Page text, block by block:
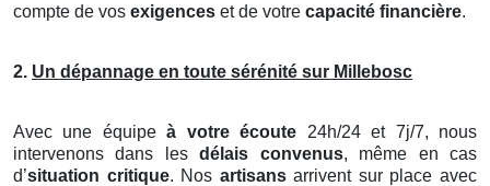
compte de vos exigences et de votre capacité financière.
2. Un dépannage en toute sérénité sur Millebosc
Avec une équipeà votre écoute 24h/24 et 7j/7, nous
intervenons dans lesdélais convenus, même en cas
d’situation critique. Nos artisansarrivent sur place avec